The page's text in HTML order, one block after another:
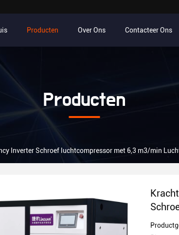
Producten Over Ons Contacteer Ons
Producten
Inverter Schroef luchtcompressor met 6,3 m3/min